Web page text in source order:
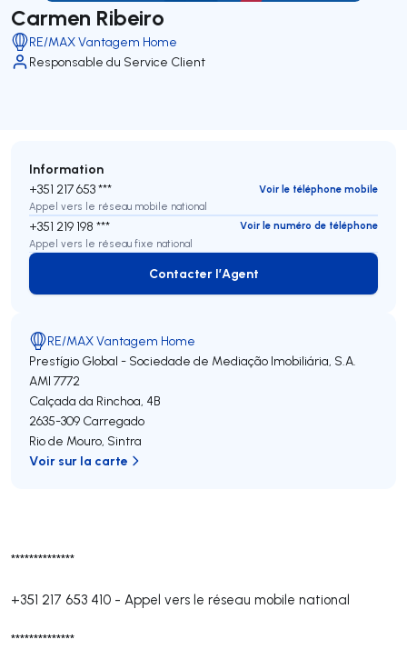
Carmen Ribeiro
RE/MAX Vantagem Home
Responsable du Service Client
**************
+351 217 653 410 - Appel vers le réseau mobile national
**************
Information
+351 217 653 ***
Voir le téléphone mobile
Appel vers le réseau mobile national
+351 219 198 ***
Voir le numéro de téléphone
Appel vers le réseau fixe national
Contacter l’Agent
Contacter l’Agent
RE/MAX Vantagem Home
Prestígio Global - Sociedade de Mediação Imobiliária, S.A.
AMI 7772
Calçada da Rinchoa, 4B
2635-309 Carregado
Rio de Mouro, Sintra
Voir sur la carte